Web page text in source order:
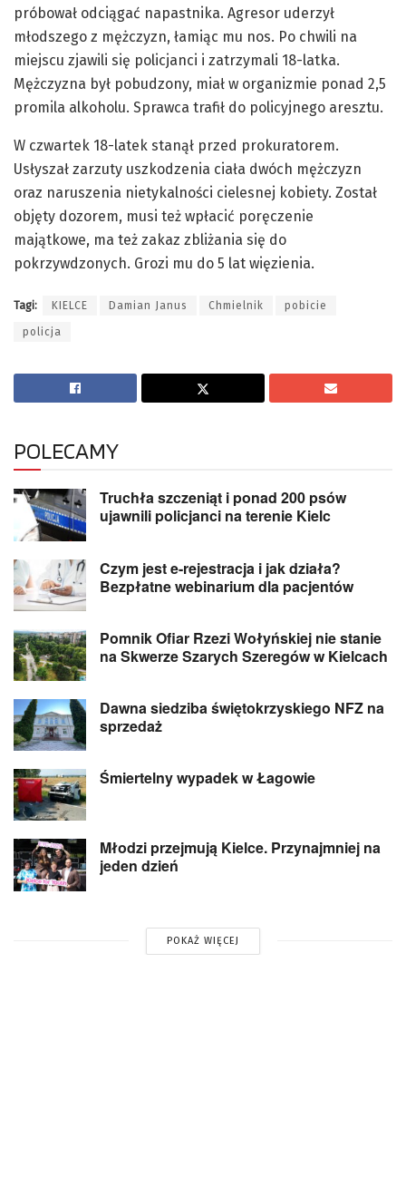
próbował odciągać napastnika. Agresor uderzył
młodszego z mężczyzn, łamiąc mu nos. Po chwili na
miejscu zjawili się policjanci i zatrzymali 18-latka.
Mężczyzna był pobudzony, miał w organizmie ponad 2,5
promila alkoholu. Sprawca trafił do policyjnego aresztu.
W czwartek 18-latek stanął przed prokuratorem.
Usłyszał zarzuty uszkodzenia ciała dwóch mężczyzn
oraz naruszenia nietykalności cielesnej kobiety. Został
objęty dozorem, musi też wpłacić poręczenie
majątkowe, ma też zakaz zbliżania się do
pokrzywdzonych. Grozi mu do 5 lat więzienia.
Tagi: KIELCE Damian Janus Chmielnik pobicie
policja
POLECAMY
Truchła szczeniąt i ponad 200 psów
ujawnili policjanci na terenie Kielc
Czym jest e-rejestracja i jak działa?
Bezpłatne webinarium dla pacjentów
Pomnik Ofiar Rzezi Wołyńskiej nie stanie
na Skwerze Szarych Szeregów w Kielcach
Dawna siedziba świętokrzyskiego NFZ na
sprzedaż
Śmiertelny wypadek w Łagowie
Młodzi przejmują Kielce. Przynajmniej na
jeden dzień
POKAŻ WIĘCEJ